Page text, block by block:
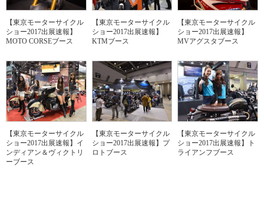
【東京モーターサイクル
ショー2017出展速報】
MOTO CORSEブース
【東京モーターサイクル
ショー2017出展速報】
KTMブース
【東京モーターサイクル
ショー2017出展速報】
MVアグスタブース
【東京モーターサイクル
ショー2017出展速報】イ
ンディアン＆ヴィクトリ
ーブース
【東京モーターサイクル
ショー2017出展速報】プ
ロトブース
【東京モーターサイクル
ショー2017出展速報】ト
ライアンフブース